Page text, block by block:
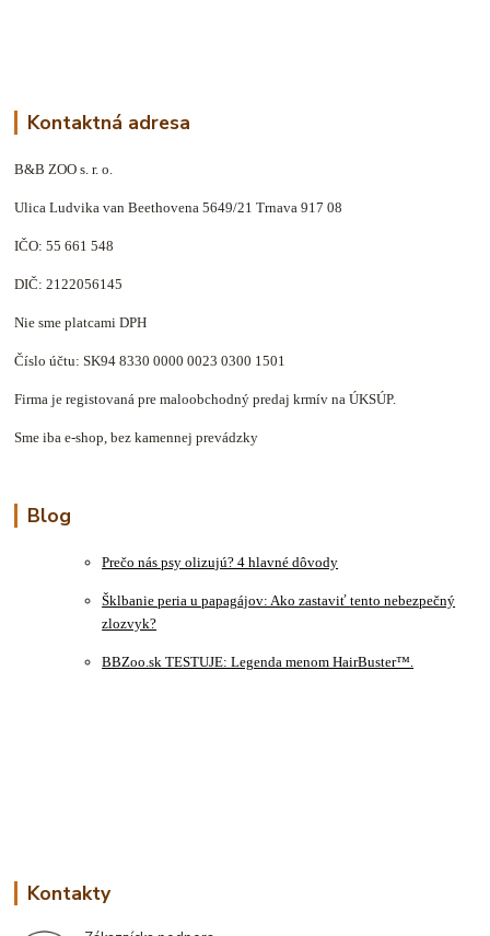
Kontaktná adresa
B&B ZOO s. r. o.
Ulica Ludvika van Beethovena 5649/21 Trnava 917 08
IČO: 55 661 548
DIČ: 2122056145
Nie sme platcami DPH
Číslo účtu: SK94 8330 0000 0023 0300 1501
Firma je registovaná pre maloobchodný predaj krmív na ÚKSÚP.
Sme iba e-shop, bez kamennej prevádzky
Blog
Prečo nás psy olizujú? 4 hlavné dôvody
Šklbanie peria u papagájov: Ako zastaviť tento nebezpečný
zlozvyk?
BBZoo.sk TESTUJE: Legenda menom HairBuster™.
Kontakty